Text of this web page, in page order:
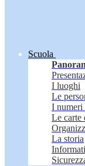
Scuola
I luoghi
Le
I numeri
Le carte
La storia